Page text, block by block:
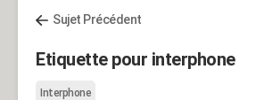
Sujet Précédent
Etiquette pour interphone
Interphone